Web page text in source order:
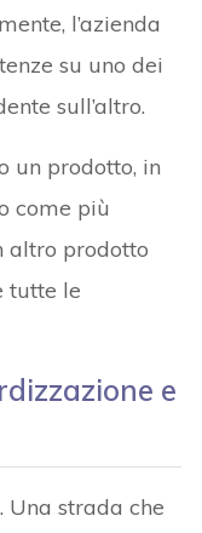
l’azienda
su uno dei
sull’altro.
un prodotto, in
come più
altro prodotto
tutte le
e
Una strada che